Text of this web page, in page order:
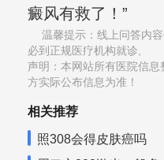
癜风有救了！”
温馨提示：线上问答内
必到正规医疗机构就诊,
声明：本网站所有医院信
方实际公布信息为准！
相关推荐
照308会得皮肤癌吗